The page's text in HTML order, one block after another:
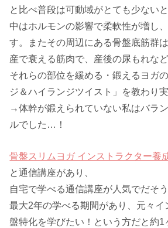
と比べ普段は可動域がとても少ない
中はホルモンの影響で柔軟性が増し
す。またその周辺にある骨盤底筋群
産で衰える筋肉で、産後の尿もれな
それらの部位を緩める・鍛えるヨガ
ジ＆ハイランジツイスト」を教わり
→体幹が鍛えられていない私はバラ
ルでした…！
骨盤スリムヨガ インストラクター養
と通信講座があり、
自宅で学べる通信講座が人気でだそ
最大2年の学べる期間があり、元々イ
盤特化を学びたい！という方だと約